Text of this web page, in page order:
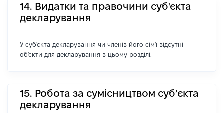
14. Видатки та правочини суб'єкта
декларування
У суб'єкта декларування чи членів його сім'ї відсутні
об'єкти для декларування в цьому розділі.
15. Робота за сумісництвом суб’єкта
декларування